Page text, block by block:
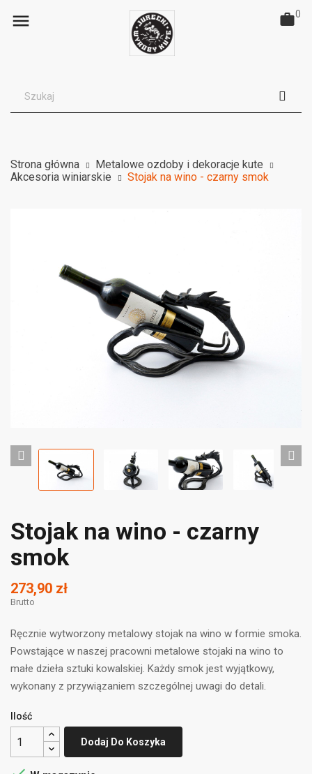
 0
Strona główna
Metalowe ozdoby i dekoracje kute
Akcesoria winiarskie
Stojak na wino - czarny smok
Stojak na wino - czarny
smok
273,90 zł
Brutto
Ręcznie wytworzony metalowy stojak na wino w formie smoka.
Powstające w naszej pracowni metalowe stojaki na wino to
małe dzieła sztuki kowalskiej. Każdy smok jest wyjątkowy,
wykonany z przywiązaniem szczególnej uwagi do detali.
Ilość
Dodaj Do Koszyka